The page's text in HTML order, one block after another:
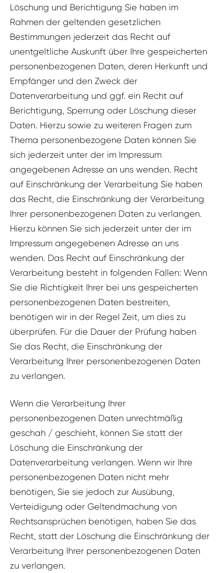
Löschung und Berichtigung Sie haben im
Rahmen der geltenden gesetzlichen
Bestimmungen jederzeit das Recht auf
unentgeltliche Auskunft über Ihre gespeicherten
personenbezogenen Daten, deren Herkunft und
Empfänger und den Zweck der
Datenverarbeitung und ggf. ein Recht auf
Berichtigung, Sperrung oder Löschung dieser
Daten. Hierzu sowie zu weiteren Fragen zum
Thema personenbezogene Daten können Sie
sich jederzeit unter der im Impressum
angegebenen Adresse an uns wenden. Recht
auf Einschränkung der Verarbeitung Sie haben
das Recht, die Einschränkung der Verarbeitung
Ihrer personenbezogenen Daten zu verlangen.
Hierzu können Sie sich jederzeit unter der im
Impressum angegebenen Adresse an uns
wenden. Das Recht auf Einschränkung der
Verarbeitung besteht in folgenden Fällen: Wenn
Sie die Richtigkeit Ihrer bei uns gespeicherten
personenbezogenen Daten bestreiten,
benötigen wir in der Regel Zeit, um dies zu
überprüfen. Für die Dauer der Prüfung haben
Sie das Recht, die Einschränkung der
Verarbeitung Ihrer personenbezogenen Daten
zu verlangen.
Wenn die Verarbeitung Ihrer
personenbezogenen Daten unrechtmäßig
geschah / geschieht, können Sie statt der
Löschung die Einschränkung der
Datenverarbeitung verlangen. Wenn wir Ihre
personenbezogenen Daten nicht mehr
benötigen, Sie sie jedoch zur Ausübung,
Verteidigung oder Geltendmachung von
Rechtsansprüchen benötigen, haben Sie das
Recht, statt der Löschung die Einschränkung der
Verarbeitung Ihrer personenbezogenen Daten
zu verlangen.